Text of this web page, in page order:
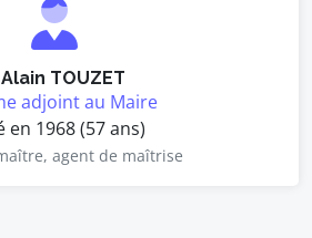
Alain TOUZET
adjoint au Maire
en 1968 (57 ans)
agent de maîtrise